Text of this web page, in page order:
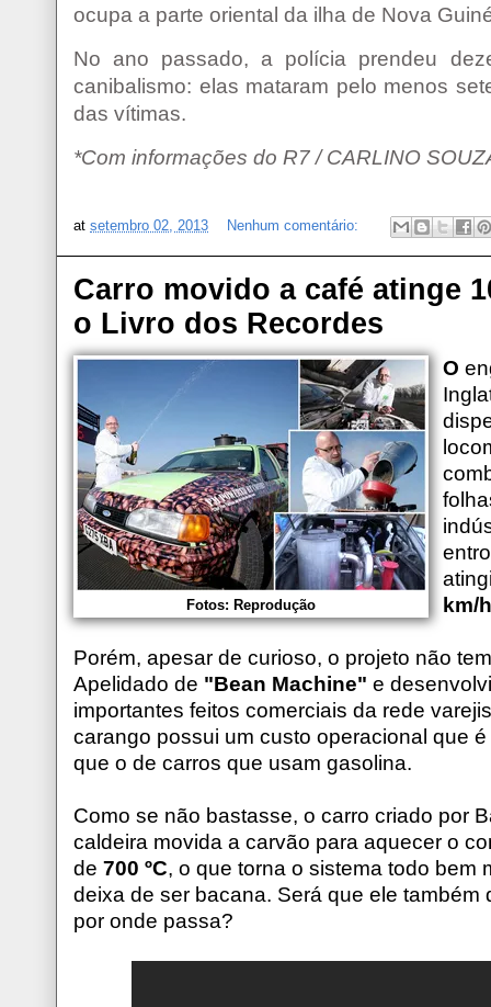
ocupa a parte oriental da ilha de Nova
No ano passado, a polícia prendeu
canibalismo: elas mataram pelo menos
das vítimas.
*Com informações do R7 / CARLINO
at setembro 02, 2013 Nenhum comentário:
Carro movido a café atinge
o Livro dos Recordes
Fotos: Reprodução
O
km/h
Porém, apesar de curioso, o projeto não
Apelidado de "Bean Machine" e
importantes feitos comerciais da rede
carango possui um custo operacional que
que o de carros que usam gasolina.
Como se não bastasse, o carro criado por
caldeira movida a carvão para aquecer o
de 700 ºC, o que torna o sistema todo bem
deixa de ser bacana. Será que ele
por onde passa?